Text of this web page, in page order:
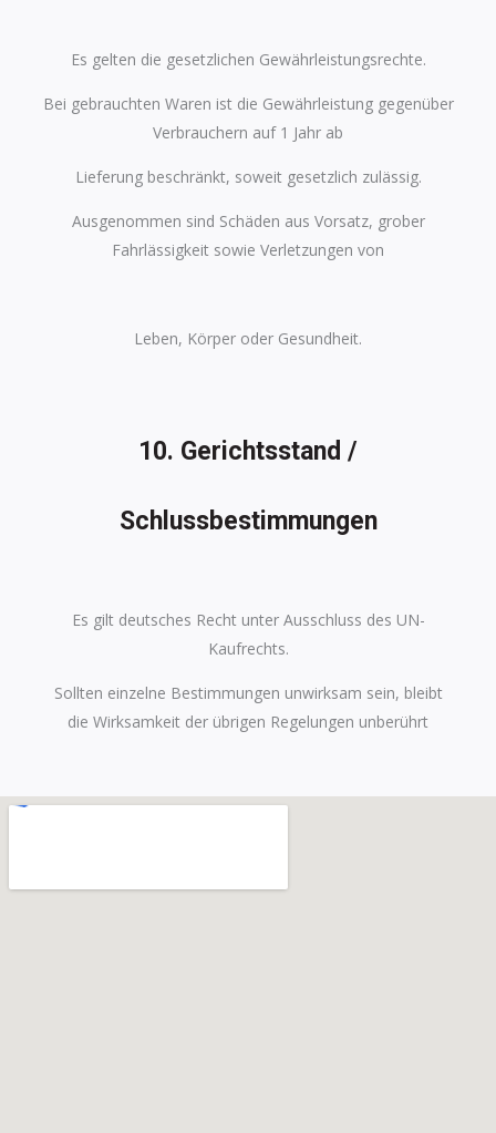
Es gelten die gesetzlichen Gewährleistungsrechte.
Bei gebrauchten Waren ist die Gewährleistung gegenüber
Verbrauchern auf 1 Jahr ab
Lieferung beschränkt, soweit gesetzlich zulässig.
Ausgenommen sind Schäden aus Vorsatz, grober
Fahrlässigkeit sowie Verletzungen von
Leben, Körper oder Gesundheit.
10. Gerichtsstand /
Schlussbestimmungen
Es gilt deutsches Recht unter Ausschluss des UN-
Kaufrechts.
Sollten einzelne Bestimmungen unwirksam sein, bleibt
die Wirksamkeit der übrigen Regelungen unberührt